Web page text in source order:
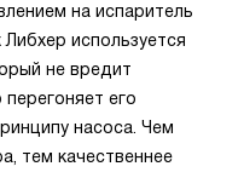
на испаритель
используется
не вредит
его
насоса. Чем
тем качественнее